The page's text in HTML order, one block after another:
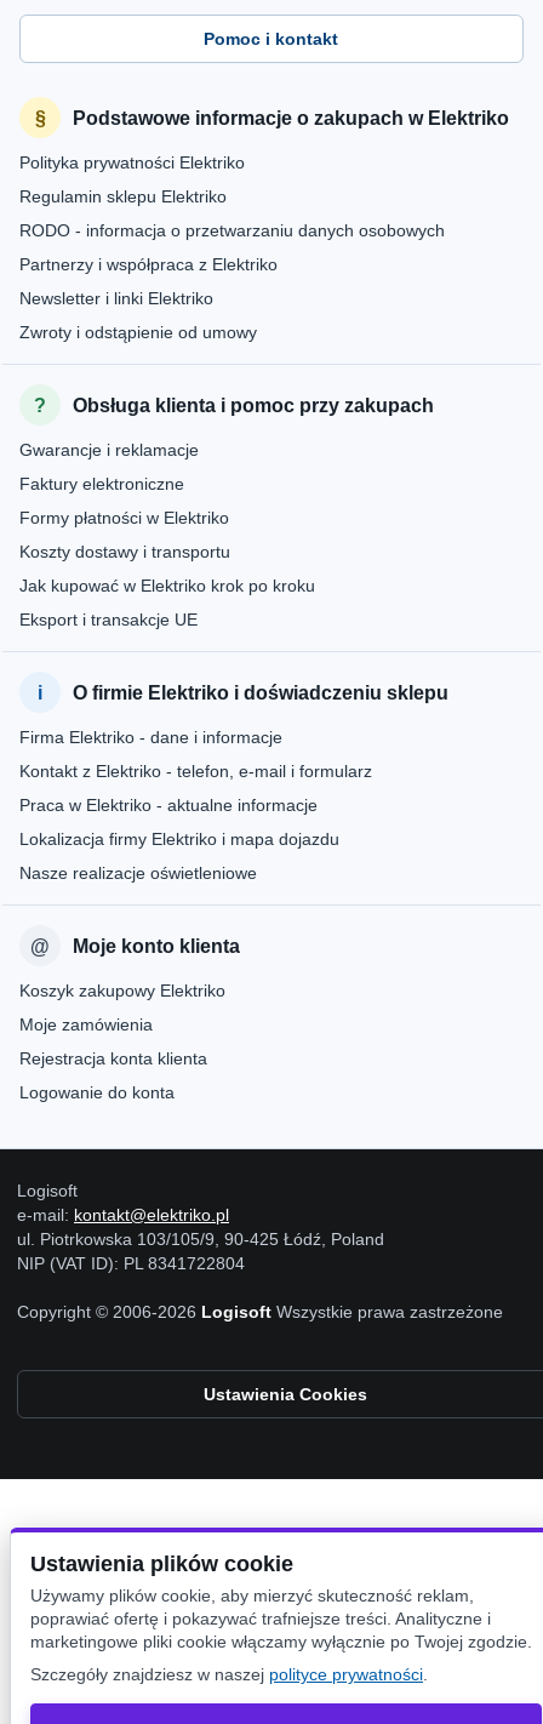
Pomoc i kontakt
Podstawowe informacje o zakupach w Elektriko
Polityka prywatności Elektriko
Regulamin sklepu Elektriko
RODO - informacja o przetwarzaniu danych osobowych
Partnerzy i współpraca z Elektriko
Newsletter i linki Elektriko
Zwroty i odstąpienie od umowy
Obsługa klienta i pomoc przy zakupach
Gwarancje i reklamacje
Faktury elektroniczne
Formy płatności w Elektriko
Koszty dostawy i transportu
Jak kupować w Elektriko krok po kroku
Eksport i transakcje UE
O firmie Elektriko i doświadczeniu sklepu
Firma Elektriko - dane i informacje
Kontakt z Elektriko - telefon, e-mail i formularz
Praca w Elektriko - aktualne informacje
Lokalizacja firmy Elektriko i mapa dojazdu
Nasze realizacje oświetleniowe
Moje konto klienta
Koszyk zakupowy Elektriko
Moje zamówienia
Rejestracja konta klienta
Logowanie do konta
Logisoft
e-mail: kontakt@elektriko.pl
ul. Piotrkowska 103/105/9, 90-425 Łódź, Poland
NIP (VAT ID): PL 8341722804
Copyright © 2006-2026 Logisoft Wszystkie prawa zastrzeżone
Ustawienia Cookies
Ustawienia plików cookie
Używamy plików cookie, aby mierzyć skuteczność reklam,
poprawiać ofertę i pokazywać trafniejsze treści. Analityczne i
marketingowe pliki cookie włączamy wyłącznie po Twojej zgodzie.
Szczegóły znajdziesz w naszej polityce prywatności